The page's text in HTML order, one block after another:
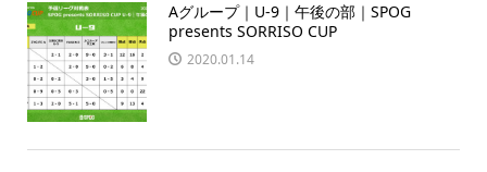
Aグループ｜U-9｜午後の部｜SPOG
presents SORRISO CUP
2020.01.14